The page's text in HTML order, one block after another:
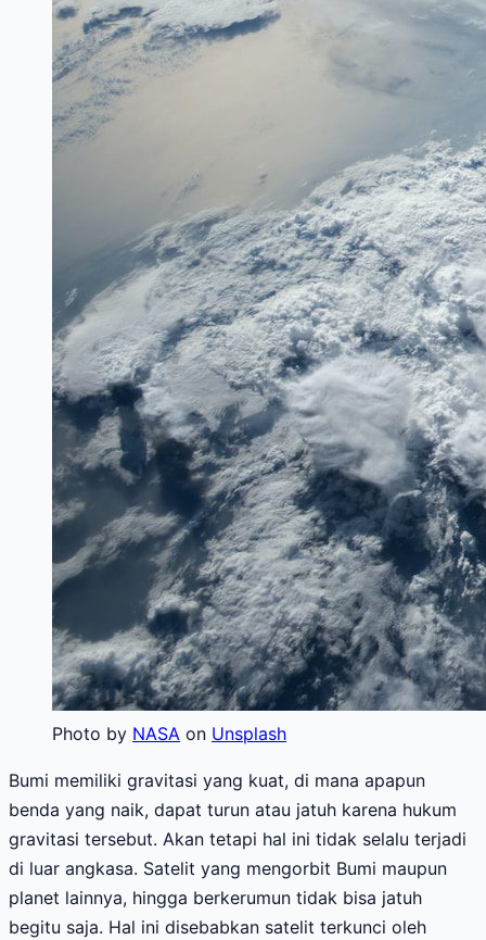
Photo by NASA on Unsplash
Bumi memiliki gravitasi yang kuat, di mana apapun
benda yang naik, dapat turun atau jatuh karena hukum
gravitasi tersebut. Akan tetapi hal ini tidak selalu terjadi
di luar angkasa. Satelit yang mengorbit Bumi maupun
planet lainnya, hingga berkerumun tidak bisa jatuh
begitu saja. Hal ini disebabkan satelit terkunci oleh